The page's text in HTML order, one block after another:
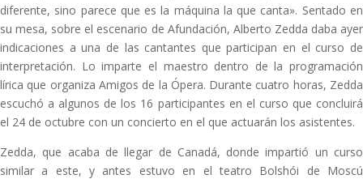
diferente, sino parece que es la máquina la que canta». Sentado en
su mesa, sobre el escenario de Afundación, Alberto Zedda daba ayer
indicaciones a una de las cantantes que participan en el curso de
interpretación. Lo imparte el maestro dentro de la programación
lírica que organiza Amigos de la Ópera. Durante cuatro horas, Zedda
escuchó a algunos de los 16 participantes en el curso que concluirá
el 24 de octubre con un concierto en el que actuarán los asistentes.
Zedda, que acaba de llegar de Canadá, donde impartió un curso
similar a este, y antes estuvo en el teatro Bolshói de Moscú